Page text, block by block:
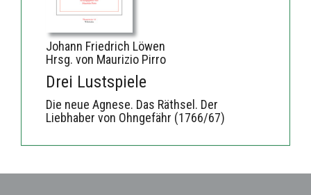
Johann Friedrich Löwen
Hrsg. von Maurizio Pirro
Drei Lustspiele
Die neue Agnese. Das Räthsel. Der
Liebhaber von Ohngefähr (1766/67)